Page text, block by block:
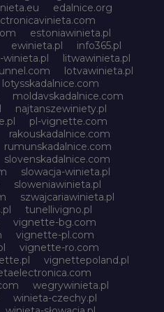
edalnice.org
estoniawinieta.pl
ewinieta.pl
info365.pl
winieta.pl
litwawinieta.pl
lotvawinieta.pl
lotysskadalnice.com
moldavskadalnice.com
najtanszewiniety.pl
pl-vignette.com
rakouskadalnice.com
rumunskadalnice.com
slovenskadalnice.com
slowacja-winieta.pl
sloweniawinieta.pl
szwajcariawinieta.pl
tunellivigno.pl
vignette-bg.com
vignette-pl.com
vignette-ro.com
vignettepoland.pl
wegrywinieta.pl
winieta-czechy.pl